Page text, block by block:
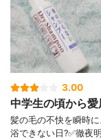
3.00
中学生の頃から
髪の毛の不快を瞬時に
浴できない日?✅徹夜